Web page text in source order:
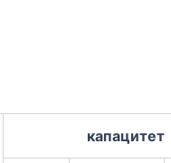
капацитет